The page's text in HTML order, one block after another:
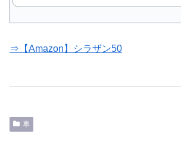
⇒【Amazon】シラザン50
車